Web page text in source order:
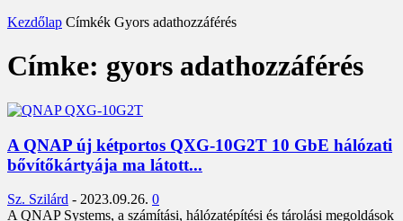
Kezdőlap Címkék Gyors adathozzáférés
Címke: gyors adathozzáférés
A QNAP új kétportos QXG-10G2T 10 GbE hálózati
bővítőkártyája ma látott...
Sz. Szilárd - 2023.09.26. 0
A QNAP Systems, a számítási, hálózatépítési és tárolási megoldások